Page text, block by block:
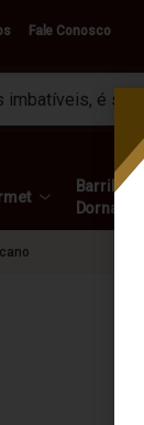
Fale Conosco
Barril e
Dorna